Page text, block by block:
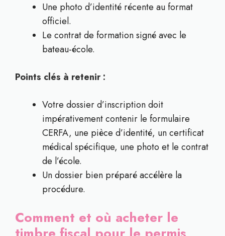
Une photo d’identité récente au format
officiel.
Le contrat de formation signé avec le
bateau-école.
Points clés à retenir :
Votre dossier d’inscription doit
impérativement contenir le formulaire
CERFA, une pièce d’identité, un certificat
médical spécifique, une photo et le contrat
de l’école.
Un dossier bien préparé accélère la
procédure.
Comment et où acheter le